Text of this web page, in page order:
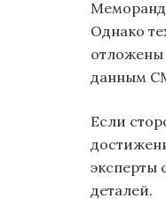
Однако
отложены
данным
Если
эксперты
деталей.